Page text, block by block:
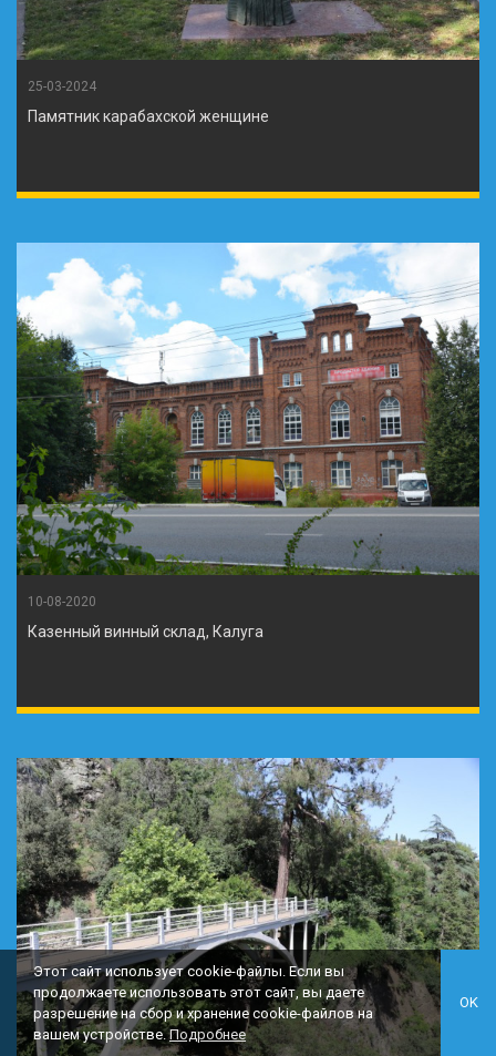
25-03-2024
Памятник карабахской женщине
10-08-2020
Казенный винный склад, Калуга
Этот сайт использует cookie-файлы. Если вы
продолжаете использовать этот сайт, вы даете
разрешение на сбор и хранение cookie-файлов на
вашем устройстве.Подробнее
OK